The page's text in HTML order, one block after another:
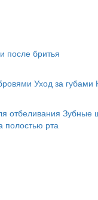
после бритья
Уход за губами
отбеливания Зубные
полостью рта